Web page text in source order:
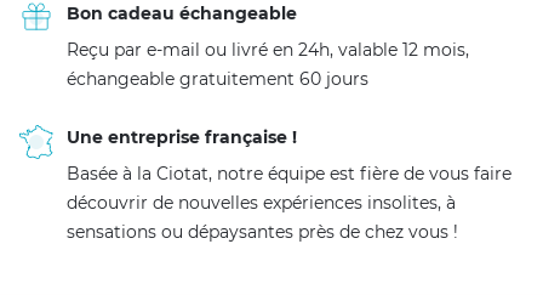
Bon cadeau échangeable
Reçu par e-mail ou livré en 24h, valable 12 mois,
échangeable gratuitement 60 jours
Une entreprise française !
Basée à la Ciotat, notre équipe est fière de vous faire
découvrir de nouvelles expériences insolites, à
sensations ou dépaysantes près de chez vous !